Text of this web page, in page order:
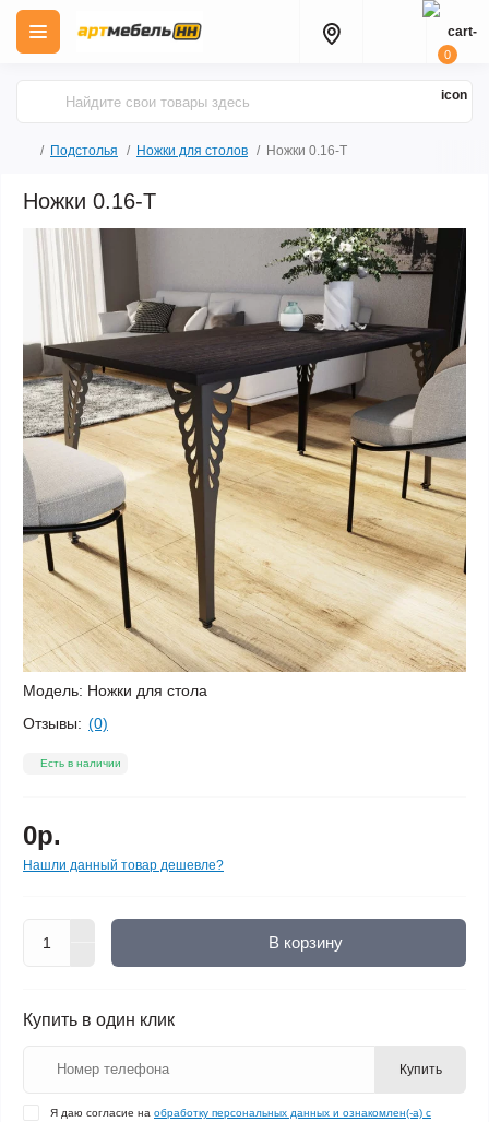
0
Подстолья Ножки для столов Ножки 0.16-Т
Ножки 0.16-Т
Модель: Ножки для стола
Отзывы: (0)
Есть в наличии
0р.
Нашли данный товар дешевле?
В корзину
Купить в один клик
Купить
Я даю согласие на обработку персональных данных и ознакомлен(-а) с